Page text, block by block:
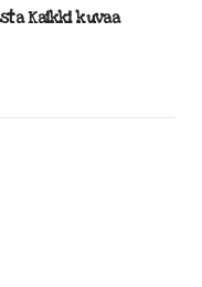
Kaikki kuvaa